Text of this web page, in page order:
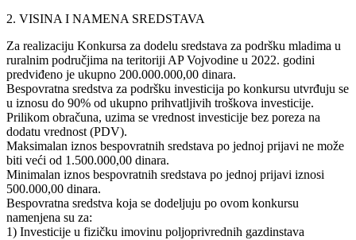
2. VISINA I NAMENA SREDSTAVA
Za realizaciju Konkursa za dodelu sredstava za podršku mladima u
ruralnim područjima na teritoriji AP Vojvodine u 2022. godini
predviđeno je ukupno 200.000.000,00 dinara.
Bespovratna sredstva za podršku investicija po konkursu utvrđuju se
u iznosu do 90% od ukupno prihvatljivih troškova investicije.
Prilikom obračuna, uzima se vrednost investicije bez poreza na
dodatu vrednost (PDV).
Maksimalan iznos bespovratnih sredstava po jednoj prijavi ne može
biti veći od 1.500.000,00 dinara.
Minimalan iznos bespovratnih sredstava po jednoj prijavi iznosi
500.000,00 dinara.
Bespovratna sredstva koja se dodeljuju po ovom konkursu
namenjena su za:
1) Investicije u fizičku imovinu poljoprivrednih gazdinstava